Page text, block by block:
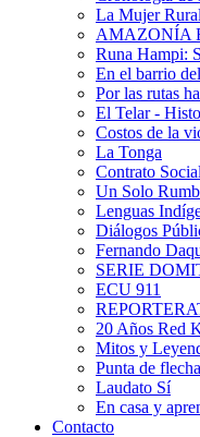
La Mujer Rural
AMAZONÍA
Runa Hampi:
En el barrio
Por las rutas
El Telar -
Costos de la
La Tonga
Contrato Social
Un Solo
Lenguas
Diálogos
Fernando
SERIE
ECU 911
20 Años Red
Mitos y
Punta de flecha
Laudato Sí
En casa y
Contacto